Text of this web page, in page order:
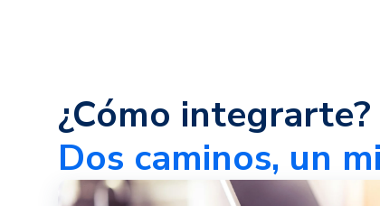
¿Cómo integrarte?
Dos caminos, un